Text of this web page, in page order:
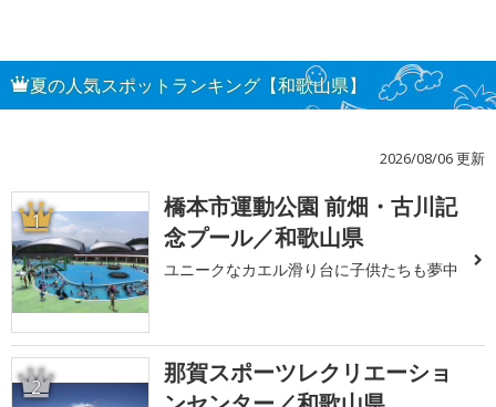
夏の人気スポットランキング【和歌山県】
2026/08/06 更新
1
橋本市運動公園 前畑・古川記
念プール／和歌山県
ユニークなカエル滑り台に子供たちも夢中
2
那賀スポーツレクリエーショ